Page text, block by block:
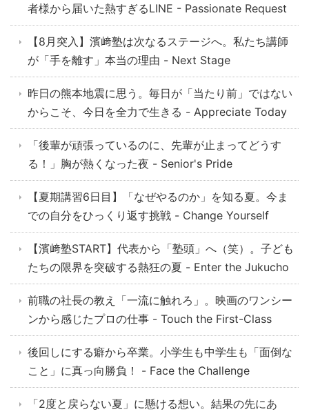
者様から届いた熱すぎるLINE - Passionate Request
【8月突入】濱﨑塾は次なるステージへ。私たち講師
が「手を離す」本当の理由 - Next Stage
昨日の熊本地震に思う。毎日が「当たり前」ではない
からこそ、今日を全力で生きる - Appreciate Today
「後輩が頑張っているのに、先輩が止まってどうす
る！」胸が熱くなった夜 - Senior's Pride
【夏期講習6日目】「なぜやるのか」を知る夏。今ま
での自分をひっくり返す挑戦 - Change Yourself
【濱﨑塾START】代表から「塾頭」へ（笑）。子ども
たちの限界を突破する熱狂の夏 - Enter the Jukucho
前職の社長の教え「一流に触れろ」。映画のワンシー
ンから感じたプロの仕事 - Touch the First-Class
後回しにする癖から卒業。小学生も中学生も「面倒な
こと」に真っ向勝負！ - Face the Challenge
「2度と戻らない夏」に懸ける想い。結果の先にあ